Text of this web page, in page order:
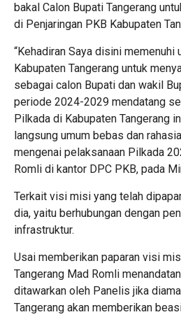
bakal Calon Bupati Tangerang
di Penjaringan PKB Kabupaten
“Kehadiran Saya disini memenuhi
Kabupaten Tangerang untuk
sebagai calon Bupati dan wakil
periode 2024-2029 mendatang
Pilkada di Kabupaten Tangerang
langsung umum bebas dan
mengenai pelaksanaan Pilkada
Romli di kantor DPC PKB, pada
Terkait visi misi yang telah
dia, yaitu berhubungan dengan
infrastruktur.
Usai memberikan paparan visi
Tangerang Mad Romli
ditawarkan oleh Panelis jika
Tangerang akan memberikan